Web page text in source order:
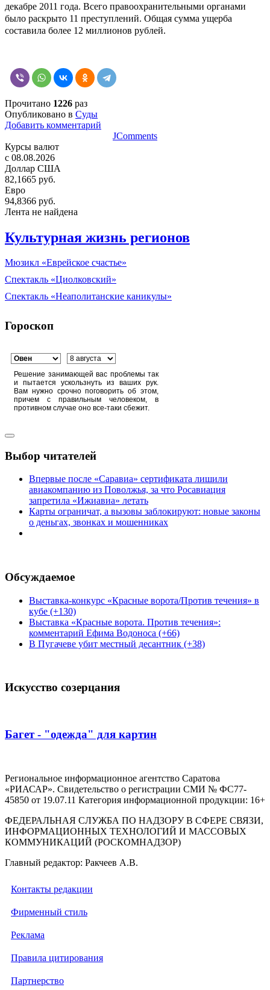
декабре 2011 года. Всего правоохранительными органами
было раскрыто 11 преступлений. Общая сумма ущерба
составила более 12 миллионов рублей.
Прочитано 1226 раз
Опубликовано в Суды
Добавить комментарий
JComments
Курсы валют
c 08.08.2026
Доллар США
82,1665 руб.
Евро
94,8366 руб.
Лента не найдена
Культурная жизнь регионов
Мюзикл «Еврейское счастье»
Спектакль «Циолковский»
Спектакль «Неаполитанские каникулы»
Гороскоп
Решение занимающей вас проблемы так
и пытается ускользнуть из ваших рук.
Вам нужно срочно поговорить об этом,
причем с правильным человеком, в
противном случае оно все-таки сбежит.
Выбор читателей
Впервые после «Саравиа» сертификата лишили
авиакомпанию из Поволжья, за что Росавиация
запретила «Ижиавиа» летать
Карты ограничат, а вызовы заблокируют: новые законы
о деньгах, звонках и мошенниках
Обсуждаемое
Выставка-конкурс «Красные ворота/Против течения» в
кубе (+130)
Выставка «Красные ворота. Против течения»:
комментарий Ефима Водоноса (+66)
В Пугачеве убит местный десантник (+38)
Искусство созерцания
Багет - "одежда" для картин
Региональное информационное агентство Саратова
«РИАСАР». Свидетельство о регистрации СМИ № ФС77-
45850 от 19.07.11 Категория информационной продукции: 16+
ФЕДЕРАЛЬНАЯ СЛУЖБА ПО НАДЗОРУ В СФЕРЕ СВЯЗИ,
ИНФОРМАЦИОННЫХ ТЕХНОЛОГИЙ И МАССОВЫХ
КОММУНИКАЦИЙ (РОСКОМНАДЗОР)
Главный редактор: Ракчеев А.В.
Контакты редакции
Фирменный стиль
Реклама
Правила цитирования
Партнерство